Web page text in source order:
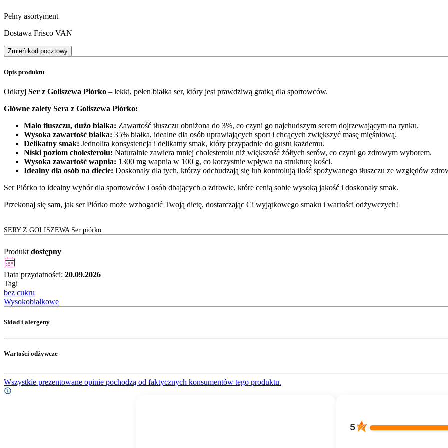
Pełny asortyment
Dostawa Frisco VAN
Zmień kod pocztowy
Opis produktu
Odkryj Ser z Goliszewa Piórko – lekki, pełen białka ser, który jest prawdziwą gratką dla sportowców.
Główne zalety Sera z Goliszewa Piórko:
Mało tłuszczu, dużo białka: Zawartość tłuszczu obniżona do 3%, co czyni go najchudszym serem dojrzewającym na rynku.
Wysoka zawartość białka: 35% białka, idealne dla osób uprawiających sport i chcących zwiększyć masę mięśniową.
Delikatny smak: Jednolita konsystencja i delikatny smak, który przypadnie do gustu każdemu.
Niski poziom cholesterolu: Naturalnie zawiera mniej cholesterolu niż większość żółtych serów, co czyni go zdrowym wyborem.
Wysoka zawartość wapnia: 1300 mg wapnia w 100 g, co korzystnie wpływa na strukturę kości.
Idealny dla osób na diecie: Doskonały dla tych, którzy odchudzają się lub kontrolują ilość spożywanego tłuszczu ze względów
Ser Piórko to idealny wybór dla sportowców i osób dbających o zdrowie, które cenią sobie wysoką jakość i doskonały smak.
Przekonaj się sam, jak ser Piórko może wzbogacić Twoją dietę, dostarczając Ci wyjątkowego smaku i wartości odżywczych!
SERY Z GOLISZEWA Ser piórko
Produkt dostępny
Data przydatności: 20.09.2026
Tagi
bez cukru
Wysokobiałkowe
Skład i alergeny
Wartości odżywcze
Wszystkie prezentowane opinie pochodzą od faktycznych konsumentów tego produktu.
5